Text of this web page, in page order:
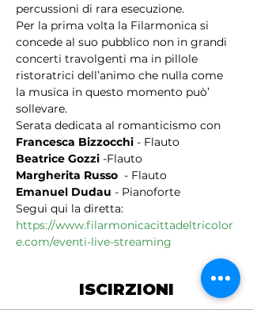
percussioni di rara esecuzione.
Per la prima volta la Filarmonica si
concede al suo pubblico non in grandi
concerti travolgenti ma in pillole
ristoratrici dell’animo che nulla come
la musica in questo momento può’
sollevare.
Serata dedicata al romanticismo con
Francesca Bizzocchi - Flauto
Beatrice Gozzi -Flauto
Margherita Russo - Flauto
Emanuel Dudau - Pianoforte
Segui qui la diretta:
https://www.filarmonicacittadeltricolor
e.com/eventi-live-streaming
ISCIRZIONI